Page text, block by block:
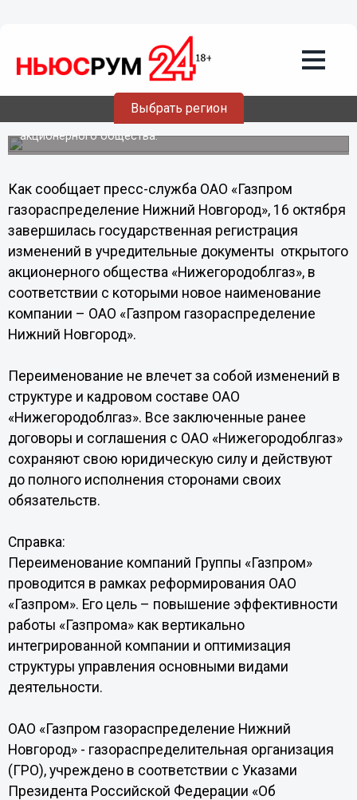
Выбрать регион
"Нижегородоблгаз" зарегистрировали
под новым наименованием
16 октября завершилась государственная регистрация
изменений в учредительные документы открытого
акционерного общества.
Как сообщает пресс-служба ОАО «Газпром
газораспределение Нижний Новгород», 16 октября
завершилась государственная регистрация
изменений в учредительные документы открытого
акционерного общества «Нижегородоблгаз», в
соответствии с которыми новое наименование
компании – ОАО «Газпром газораспределение
Нижний Новгород».
Переименование не влечет за собой изменений в
структуре и кадровом составе ОАО
«Нижегородоблгаз». Все заключенные ранее
договоры и соглашения с ОАО «Нижегородоблгаз»
сохраняют свою юридическую силу и действуют
до полного исполнения сторонами своих
обязательств.
Справка:
Переименование компаний Группы «Газпром»
проводится в рамках реформирования ОАО
«Газпром». Его цель – повышение эффективности
работы «Газпрома» как вертикально
интегрированной компании и оптимизация
структуры управления основными видами
деятельности.
ОАО «Газпром газораспределение Нижний
Новгород» - газораспределительная организация
(ГРО), учреждено в соответствии с Указами
Президента Российской Федерации «Об